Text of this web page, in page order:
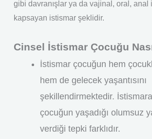
gibi davranışlar ya da vajinal, oral, anal
kapsayan istismar şeklidir.
Cinsel İstismar Çocuğu
İstismar çocuğun hem
hem de gelecek yaşantısını
şekillendirmektedir.
çocuğun yaşadığı olumsuz
verdiği tepki farklıdır.